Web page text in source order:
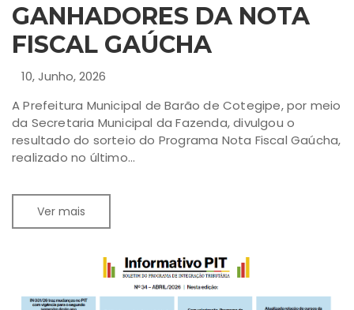
GANHADORES DA NOTA
FISCAL GAÚCHA
10, Junho, 2026
A Prefeitura Municipal de Barão de Cotegipe, por meio
da Secretaria Municipal da Fazenda, divulgou o
resultado do sorteio do Programa Nota Fiscal Gaúcha,
realizado no último...
Ver mais